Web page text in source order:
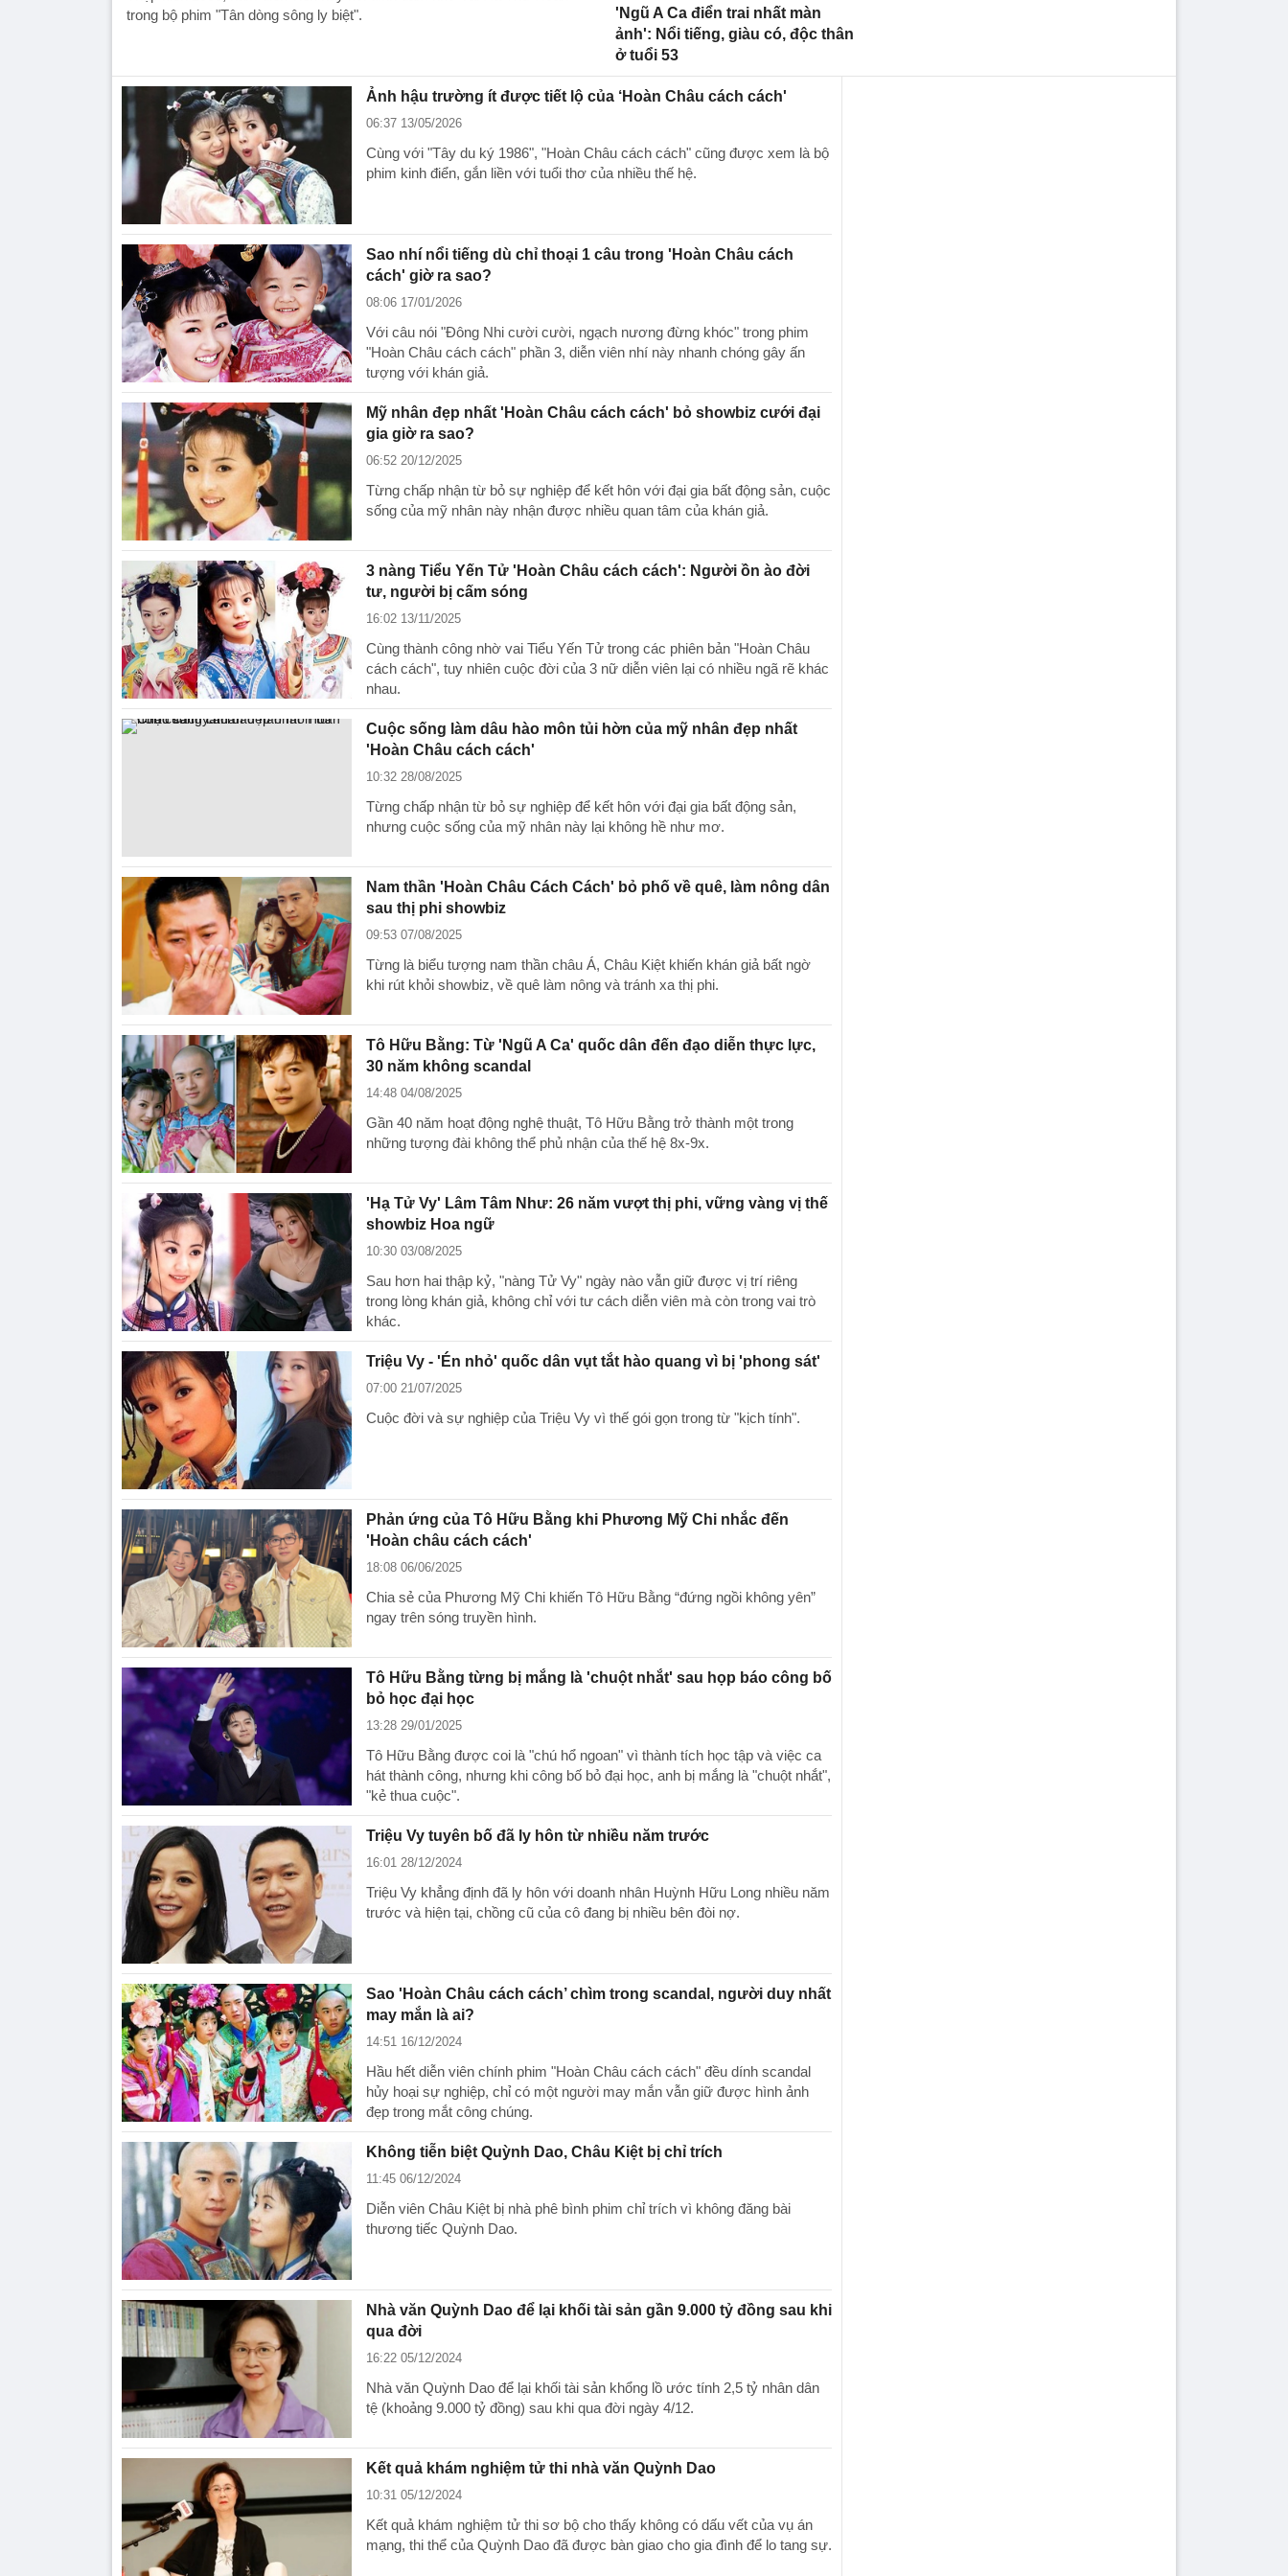
trong bộ phim "Tân dòng sông ly biệt".
'Ngũ A Ca điển trai nhất màn
ảnh': Nổi tiếng, giàu có, độc thân
ở tuổi 53
Ảnh hậu trường ít được tiết lộ của ‘Hoàn Châu cách cách'
06:37 13/05/2026
Cùng với "Tây du ký 1986", "Hoàn Châu cách cách" cũng được xem là bộ
phim kinh điển, gắn liền với tuổi thơ của nhiều thế hệ.
Sao nhí nổi tiếng dù chỉ thoại 1 câu trong 'Hoàn Châu cách
cách' giờ ra sao?
08:06 17/01/2026
Với câu nói "Đông Nhi cười cười, ngạch nương đừng khóc" trong phim
"Hoàn Châu cách cách" phần 3, diễn viên nhí này nhanh chóng gây ấn
tượng với khán giả.
Mỹ nhân đẹp nhất 'Hoàn Châu cách cách' bỏ showbiz cưới đại
gia giờ ra sao?
06:52 20/12/2025
Từng chấp nhận từ bỏ sự nghiệp để kết hôn với đại gia bất động sản, cuộc
sống của mỹ nhân này nhận được nhiều quan tâm của khán giả.
3 nàng Tiểu Yến Tử 'Hoàn Châu cách cách': Người ồn ào đời
tư, người bị cấm sóng
16:02 13/11/2025
Cùng thành công nhờ vai Tiểu Yến Tử trong các phiên bản "Hoàn Châu
cách cách", tuy nhiên cuộc đời của 3 nữ diễn viên lại có nhiều ngã rẽ khác
nhau.
Cuộc sống làm dâu hào môn tủi hờn của mỹ nhân đẹp nhất
'Hoàn Châu cách cách'
10:32 28/08/2025
Từng chấp nhận từ bỏ sự nghiệp để kết hôn với đại gia bất động sản,
nhưng cuộc sống của mỹ nhân này lại không hề như mơ.
Nam thần 'Hoàn Châu Cách Cách' bỏ phố về quê, làm nông dân
sau thị phi showbiz
09:53 07/08/2025
Từng là biểu tượng nam thần châu Á, Châu Kiệt khiến khán giả bất ngờ
khi rút khỏi showbiz, về quê làm nông và tránh xa thị phi.
Tô Hữu Bằng: Từ 'Ngũ A Ca' quốc dân đến đạo diễn thực lực,
30 năm không scandal
14:48 04/08/2025
Gần 40 năm hoạt động nghệ thuật, Tô Hữu Bằng trở thành một trong
những tượng đài không thể phủ nhận của thế hệ 8x-9x.
'Hạ Tử Vy' Lâm Tâm Như: 26 năm vượt thị phi, vững vàng vị thế
showbiz Hoa ngữ
10:30 03/08/2025
Sau hơn hai thập kỷ, "nàng Tử Vy" ngày nào vẫn giữ được vị trí riêng
trong lòng khán giả, không chỉ với tư cách diễn viên mà còn trong vai trò
khác.
Triệu Vy - 'Én nhỏ' quốc dân vụt tắt hào quang vì bị 'phong sát'
07:00 21/07/2025
Cuộc đời và sự nghiệp của Triệu Vy vì thế gói gọn trong từ "kịch tính".
Phản ứng của Tô Hữu Bằng khi Phương Mỹ Chi nhắc đến
'Hoàn châu cách cách'
18:08 06/06/2025
Chia sẻ của Phương Mỹ Chi khiến Tô Hữu Bằng “đứng ngồi không yên”
ngay trên sóng truyền hình.
Tô Hữu Bằng từng bị mắng là 'chuột nhắt' sau họp báo công bố
bỏ học đại học
13:28 29/01/2025
Tô Hữu Bằng được coi là "chú hổ ngoan" vì thành tích học tập và việc ca
hát thành công, nhưng khi công bố bỏ đại học, anh bị mắng là "chuột nhắt",
"kẻ thua cuộc".
Triệu Vy tuyên bố đã ly hôn từ nhiều năm trước
16:01 28/12/2024
Triệu Vy khẳng định đã ly hôn với doanh nhân Huỳnh Hữu Long nhiều năm
trước và hiện tại, chồng cũ của cô đang bị nhiều bên đòi nợ.
Sao 'Hoàn Châu cách cách’ chìm trong scandal, người duy nhất
may mắn là ai?
14:51 16/12/2024
Hầu hết diễn viên chính phim "Hoàn Châu cách cách" đều dính scandal
hủy hoại sự nghiệp, chỉ có một người may mắn vẫn giữ được hình ảnh
đẹp trong mắt công chúng.
Không tiễn biệt Quỳnh Dao, Châu Kiệt bị chỉ trích
11:45 06/12/2024
Diễn viên Châu Kiệt bị nhà phê bình phim chỉ trích vì không đăng bài
thương tiếc Quỳnh Dao.
Nhà văn Quỳnh Dao để lại khối tài sản gần 9.000 tỷ đồng sau khi
qua đời
16:22 05/12/2024
Nhà văn Quỳnh Dao để lại khối tài sản khổng lồ ước tính 2,5 tỷ nhân dân
tệ (khoảng 9.000 tỷ đồng) sau khi qua đời ngày 4/12.
Kết quả khám nghiệm tử thi nhà văn Quỳnh Dao
10:31 05/12/2024
Kết quả khám nghiệm tử thi sơ bộ cho thấy không có dấu vết của vụ án
mạng, thi thể của Quỳnh Dao đã được bàn giao cho gia đình để lo tang sự.